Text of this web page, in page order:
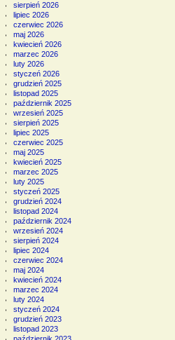
sierpień 2026
lipiec 2026
czerwiec 2026
maj 2026
kwiecień 2026
marzec 2026
luty 2026
styczeń 2026
grudzień 2025
listopad 2025
październik 2025
wrzesień 2025
sierpień 2025
lipiec 2025
czerwiec 2025
maj 2025
kwiecień 2025
marzec 2025
luty 2025
styczeń 2025
grudzień 2024
listopad 2024
październik 2024
wrzesień 2024
sierpień 2024
lipiec 2024
czerwiec 2024
maj 2024
kwiecień 2024
marzec 2024
luty 2024
styczeń 2024
grudzień 2023
listopad 2023